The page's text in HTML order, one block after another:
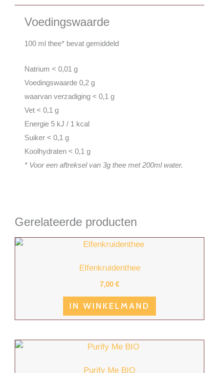
Voedingswaarde
100 ml thee* bevat gemiddeld
Natrium < 0,01 g
Voedingswaarde 0,2 g
waarvan verzadiging < 0,1 g
Vet < 0,1 g
Energie 5 kJ / 1 kcal
Suiker < 0,1 g
Koolhydraten < 0,1 g
* Voor een aftreksel van 3g thee met 200ml water.
Gerelateerde producten
Elfenkruidenthee
7,00 €
IN WINKELMAND
Purify Me BIO